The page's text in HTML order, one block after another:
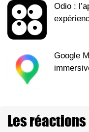
Odio :
Google
Les réactions